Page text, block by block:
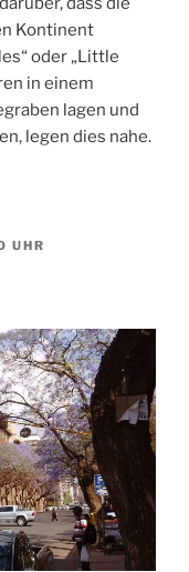
Kontinent
oder „Little
in einem
lagen und
legen dies nahe.
UHR